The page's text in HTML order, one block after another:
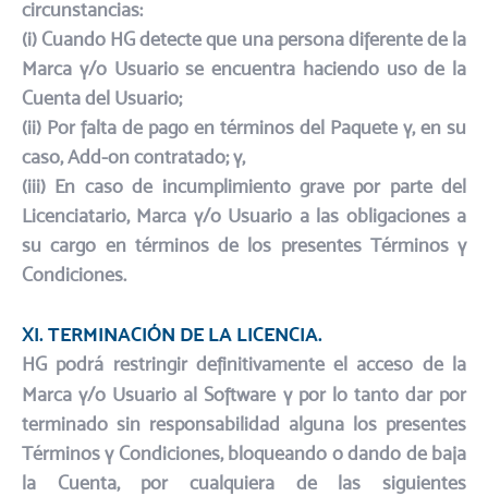
circunstancias:
​(i) Cuando HG detecte que una persona diferente de la
Marca y/o Usuario se encuentra haciendo uso de la
Cuenta del Usuario;​
(ii) Por falta de pago en términos del Paquete y, en su
caso, Add-on contratado; y,​
(iii) En caso de incumplimiento grave por parte del
Licenciatario, Marca y/o Usuario a las obligaciones a
su cargo en términos de los presentes Términos y
Condiciones.
XI. TERMINACIÓN DE LA LICENCIA.​
HG podrá restringir definitivamente el acceso de la
Marca y/o Usuario al Software y por lo tanto dar por
terminado sin responsabilidad alguna los presentes
Términos y Condiciones, bloqueando o dando de baja
la Cuenta, por cualquiera de las siguientes